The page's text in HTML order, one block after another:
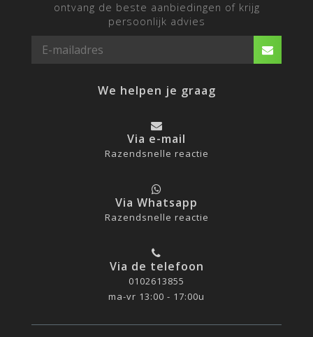
ontvang de beste aanbiedingen of krijg
persoonlijk advies
We helpen je graag
Via e-mail
Razendsnelle reactie
Via Whatsapp
Razendsnelle reactie
Via de telefoon
0102613855
ma-vr 13:00 - 17:00u